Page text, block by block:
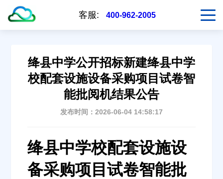
客服: 400-962-2005
绛县中学公开招标新建绛县中学
校配套设施设备采购项目试卷智
能批阅机结果公告
发布时间：2026-06-04 14:58:17
绛县中学校配套设施设
备采购项目试卷智能批